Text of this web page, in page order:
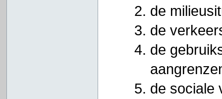
de
de
de
de sociale